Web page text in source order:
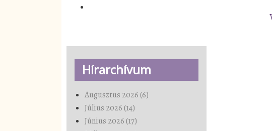
Hírarchívum
Augusztus 2026 (6)
Július 2026 (14)
Június 2026 (17)